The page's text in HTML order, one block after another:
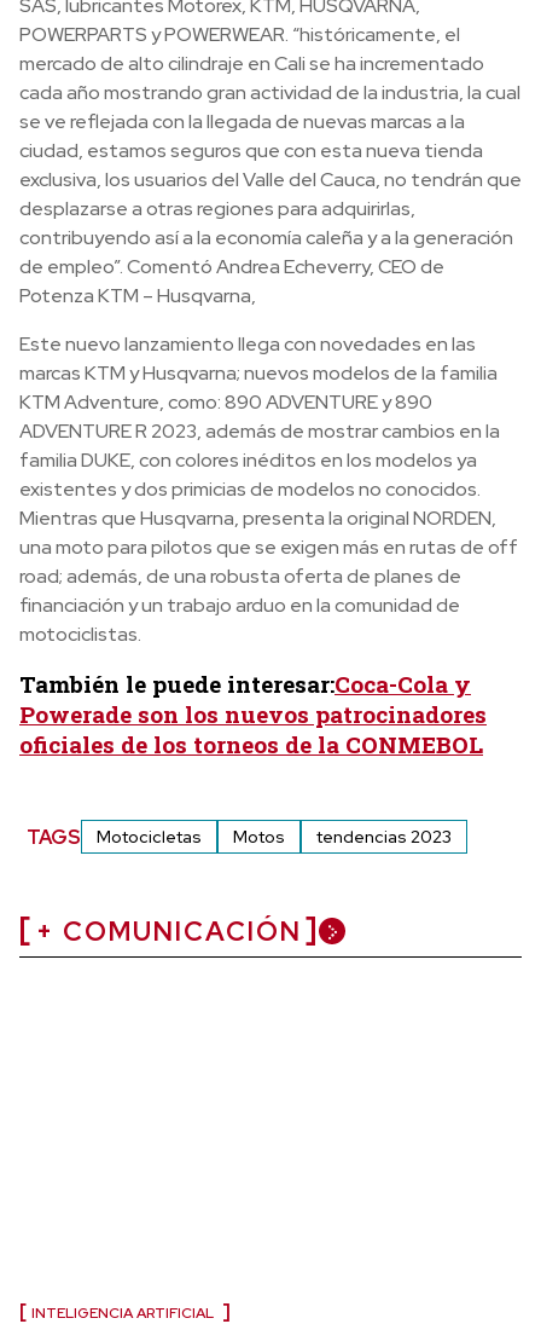
SAS, lubricantes Motorex, KTM, HUSQVARNA,
POWERPARTS y POWERWEAR. “históricamente, el
mercado de alto cilindraje en Cali se ha incrementado
cada año mostrando gran actividad de la industria, la cual
se ve reflejada con la llegada de nuevas marcas a la
ciudad, estamos seguros que con esta nueva tienda
exclusiva, los usuarios del Valle del Cauca, no tendrán que
desplazarse a otras regiones para adquirirlas,
contribuyendo así a la economía caleña y a la generación
de empleo”. Comentó Andrea Echeverry, CEO de
Potenza KTM – Husqvarna,
Este nuevo lanzamiento llega con novedades en las
marcas KTM y Husqvarna; nuevos modelos de la familia
KTM Adventure, como: 890 ADVENTURE y 890
ADVENTURE R 2023, además de mostrar cambios en la
familia DUKE, con colores inéditos en los modelos ya
existentes y dos primicias de modelos no conocidos.
Mientras que Husqvarna, presenta la original NORDEN,
una moto para pilotos que se exigen más en rutas de off
road; además, de una robusta oferta de planes de
financiación y un trabajo arduo en la comunidad de
motociclistas.
También le puede interesar:Coca-Cola y
Powerade son los nuevos patrocinadores
oficiales de los torneos de la CONMEBOL
TAGS Motocicletas Motos tendencias 2023
+ COMUNICACIÓN
INTELIGENCIA ARTIFICIAL